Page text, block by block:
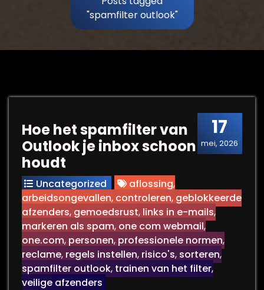
"spamfilter outlook"
17
mei, 2026
Hoe het spamfilter van
Outlook je inbox schoon
houdt
Uncategorized aflossing,
arbeidsongevallen, controleren, geblokkeerde
afzenders, gemoedsrust, links in e-mails,
markeren als spam, one com webmail,
one.com, personen, professionele normen,
reclame, regels instellen, risico's, sorteren,
spamfilter outlook, trainen van het filter,
veilige afzenders